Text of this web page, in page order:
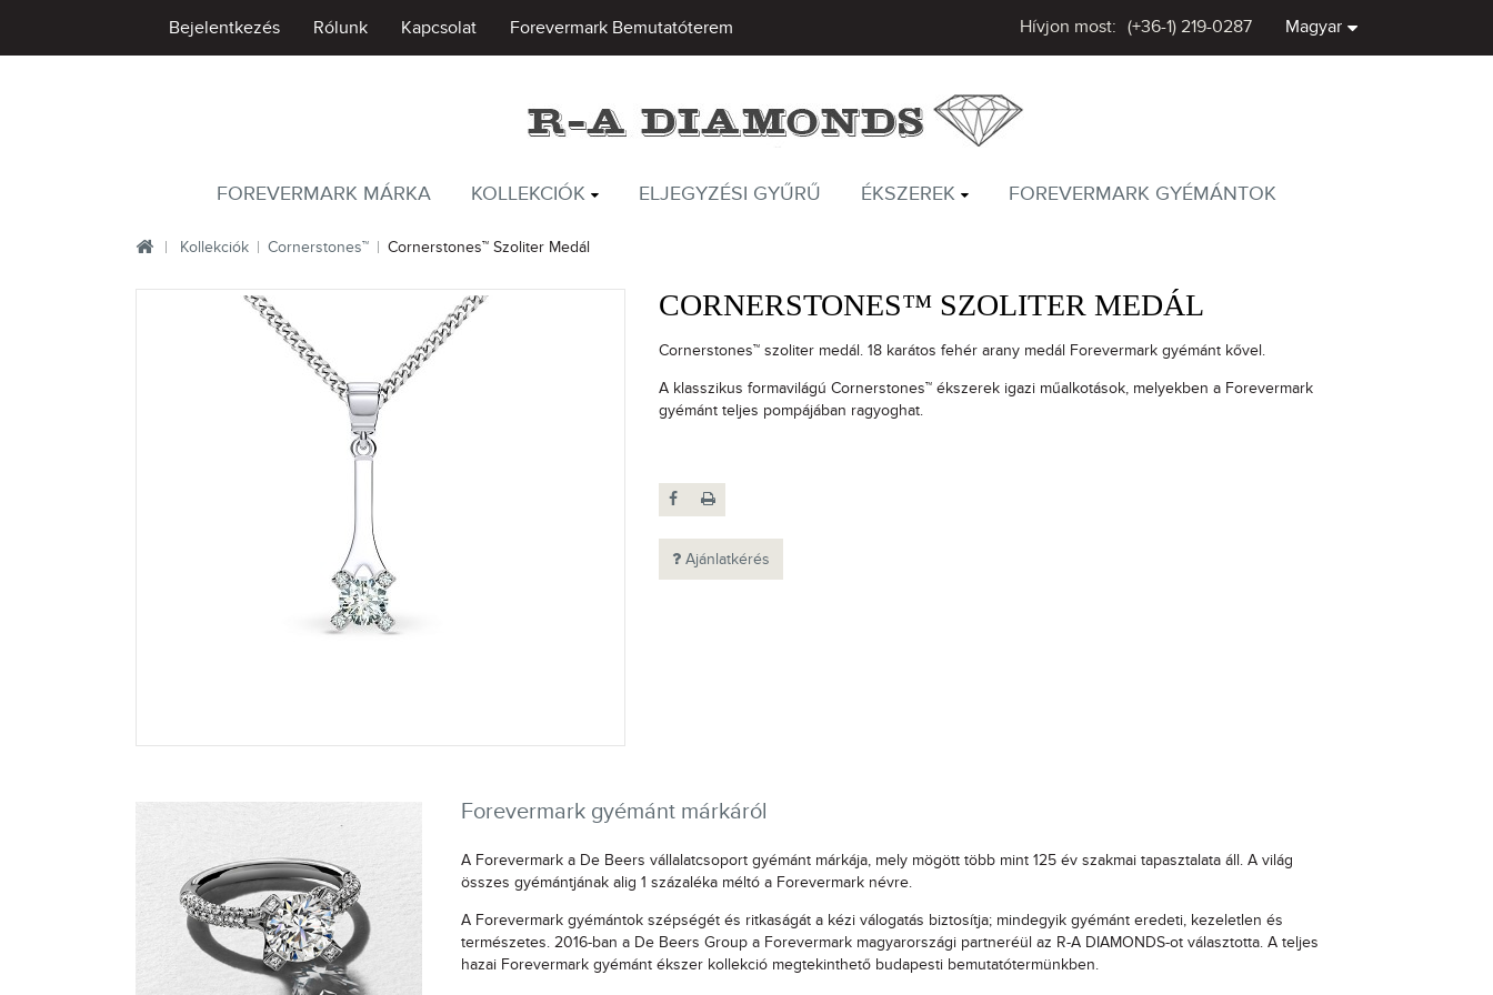
Bejelentkezés Magyar
Hívjon most: (+36-1) 219-0287
Rólunk Kapcsolat Forevermark Bemutatóterem
FOREVERMARK MÁRKA KOLLEKCIÓK ELJEGYZÉSI GYŰRŰ ÉKSZEREK FOREVERMARK GYÉMÁNTOK
Kollekciók Cornerstones™ Cornerstones™ Szoliter Medál
CORNERSTONES™ SZOLITER MEDÁL
Cornerstones™ szoliter medál. 18 karátos fehér arany medál Forevermark gyémánt kővel.
A klasszikus formavilágú Cornerstones™ ékszerek igazi műalkotások, melyekben a Forevermark
gyémánt teljes pompájában ragyoghat.
Ajánlatkérés
Forevermark gyémánt márkáról
A Forevermark a De Beers vállalatcsoport gyémánt márkája, mely mögött több mint 125 év szakmai tapasztalata áll. A világ
összes gyémántjának alig 1 százaléka méltó a Forevermark névre.
A Forevermark gyémántok szépségét és ritkaságát a kézi válogatás biztosítja; mindegyik gyémánt eredeti, kezeletlen és
természetes. 2016-ban a De Beers Group a Forevermark magyarországi partneréül az R-A DIAMONDS-ot választotta. A teljes
hazai Forevermark gyémánt ékszer kollekció megtekinthető budapesti bemutatótermünkben.